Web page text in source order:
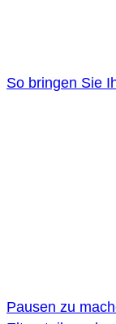
So bringen Sie
Pausen zu